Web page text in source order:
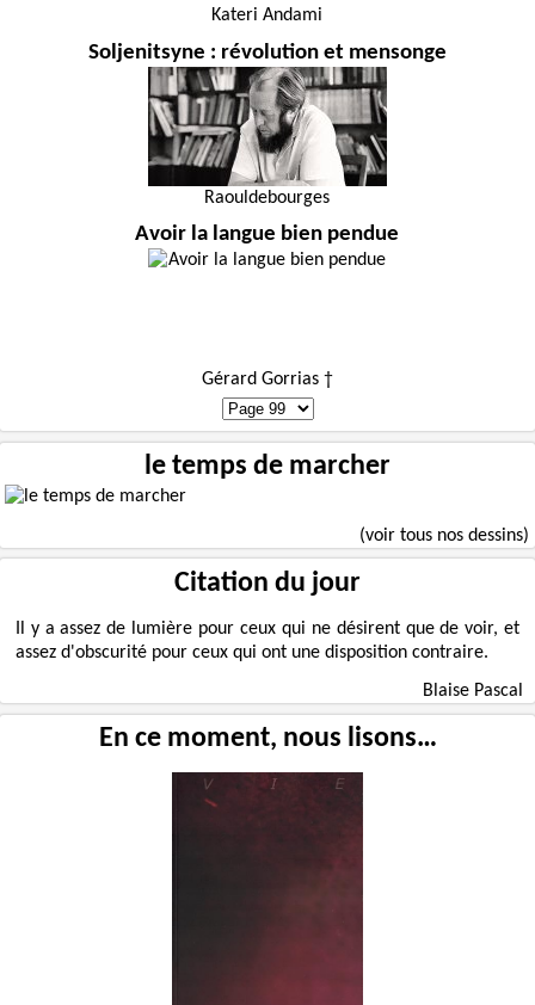
Kateri Andami
Soljenitsyne : révolution et mensonge
Raouldebourges
Avoir la langue bien pendue
Gérard Gorrias †
le temps de marcher
(voir tous nos dessins)
Citation du jour
Il y a assez de lumière pour ceux qui ne désirent que de voir, et
assez d'obscurité pour ceux qui ont une disposition contraire.
Blaise Pascal
En ce moment, nous lisons…